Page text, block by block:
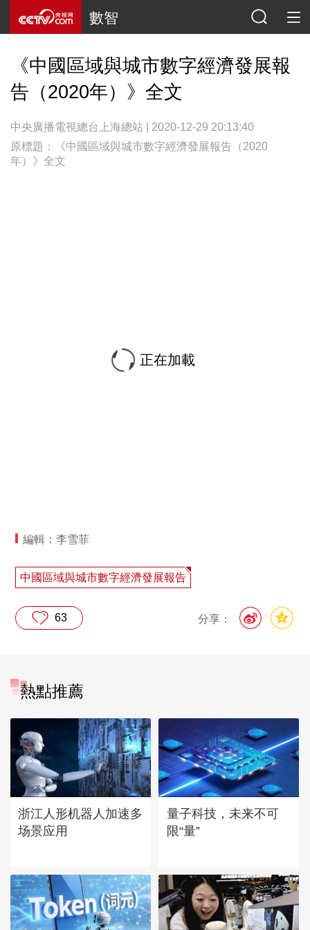
數智
《中國區域與城市數字經濟發展報
告（2020年）》全文
中央廣播電視總台上海總站 | 2020-12-29 20:13:40
原標題：《中國區域與城市數字經濟發展報告（2020
年）》全文
正在加載
編輯：李雪菲
中國區域與城市數字經濟發展報告
分享：
63
熱點推薦
浙江人形机器人加速多
场景应用
量子科技，未来不可
限“量”